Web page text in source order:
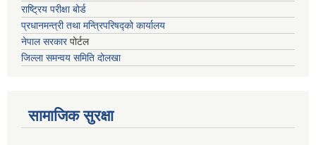
राष्ट्रिय परीक्षा बोर्ड
प्रधानमन्त्री तथा मन्त्रिपरिषद्को कार्यालय
नेपाल सरकारपोर्टल
जिल्ला समन्वय समिति दोलखा
सामाजिक सुरक्षा